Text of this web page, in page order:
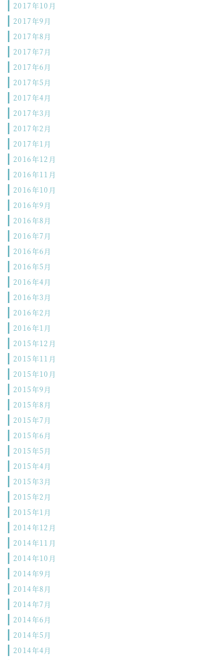
2017年10月
2017年9月
2017年8月
2017年7月
2017年6月
2017年5月
2017年4月
2017年3月
2017年2月
2017年1月
2016年12月
2016年11月
2016年10月
2016年9月
2016年8月
2016年7月
2016年6月
2016年5月
2016年4月
2016年3月
2016年2月
2016年1月
2015年12月
2015年11月
2015年10月
2015年9月
2015年8月
2015年7月
2015年6月
2015年5月
2015年4月
2015年3月
2015年2月
2015年1月
2014年12月
2014年11月
2014年10月
2014年9月
2014年8月
2014年7月
2014年6月
2014年5月
2014年4月